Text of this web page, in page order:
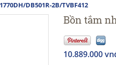
DB501R-2B/TVBF412
Bồn tắm
10.889.000